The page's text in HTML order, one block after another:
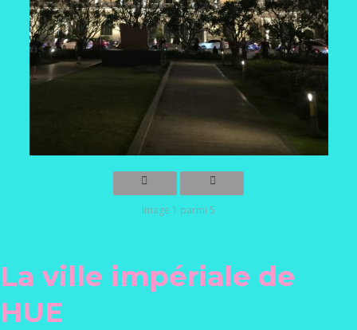
Image 1 parmi 5
La ville impériale de
HUE